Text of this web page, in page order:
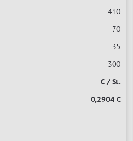
410
70
35
300
€ / St.
0,2904 €